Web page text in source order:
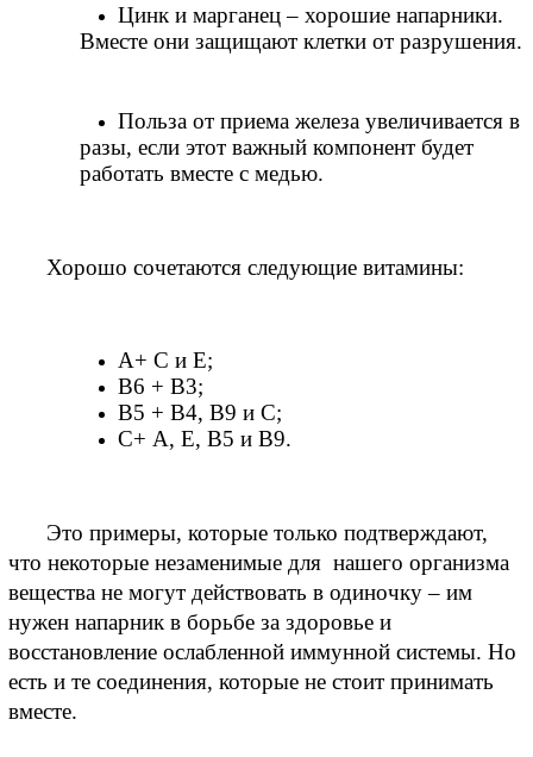
Цинк и марганец – хорошие напарники.
Вместе они защищают клетки от разрушения.
Польза от приема железа увеличивается в
разы, если этот важный компонент будет
работать вместе с медью.
Хорошо сочетаются следующие витамины:
A+ C и E;
B6 + B3;
B5 + В4, В9 и C;
C+ А, Е, B5 и В9.
Это примеры, которые только подтверждают,
что некоторые незаменимые для  нашего организма
вещества не могут действовать в одиночку – им
нужен напарник в борьбе за здоровье и
восстановление ослабленной иммунной системы. Но
есть и те соединения, которые не стоит принимать
вместе.